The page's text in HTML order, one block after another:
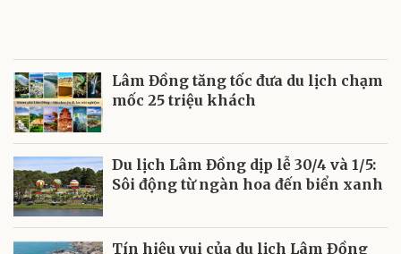
Lâm Đồng tăng tốc đưa du lịch chạm
mốc 25 triệu khách
Du lịch Lâm Đồng dịp lễ 30/4 và 1/5:
Sôi động từ ngàn hoa đến biển xanh
Tín hiệu vui của du lịch Lâm Ðồng